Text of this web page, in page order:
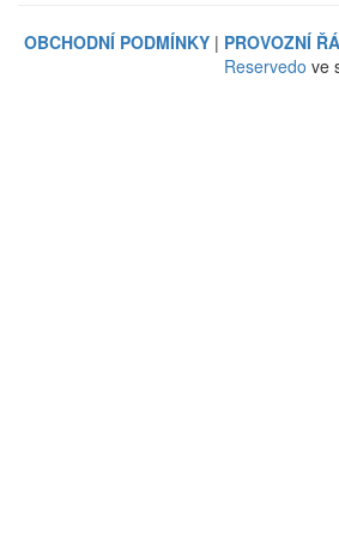
OBCHODNÍ PODMÍNKY | PROVOZNÍ
Reservedo ve